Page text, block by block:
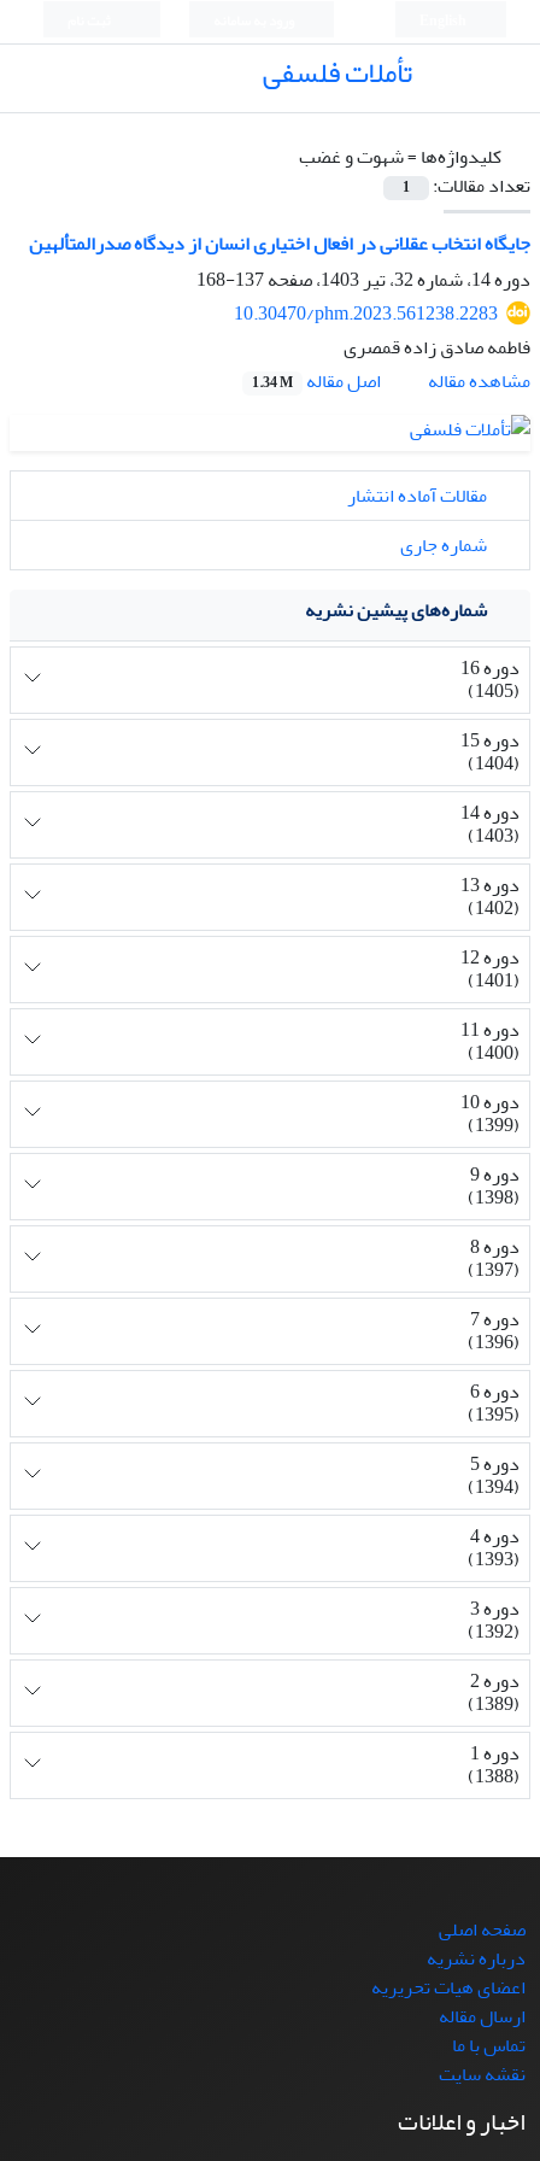
تأملات فلسفی
کلیدواژه‌ها =شهوت و غضب
تعداد مقالات:
1
جایگاه انتخاب عقلانی در افعال اختیاری انسان از دیدگاه صدرالمتألهین
دوره 14، شماره 32، تیر 1403، صفحه
137-168
10.30470/phm.2023.561238.2283
فاطمه صادق زاده قمصری
مشاهده مقاله
اصل مقاله 1.34 M
مقالات آماده انتشار
شماره جاری
شماره‌های پیشین نشریه
دوره 16
(1405)
دوره 15
(1404)
دوره 14
(1403)
دوره 13
(1402)
دوره 12
(1401)
دوره 11
(1400)
دوره 10
(1399)
دوره 9
(1398)
دوره 8
(1397)
دوره 7
(1396)
دوره 6
(1395)
دوره 5
(1394)
دوره 4
(1393)
دوره 3
(1392)
دوره 2
(1389)
دوره 1
(1388)
صفحه اصلی
درباره نشریه
اعضای هیات تحریریه
ارسال مقاله
تماس با ما
نقشه سایت
اخبار و اعلانات